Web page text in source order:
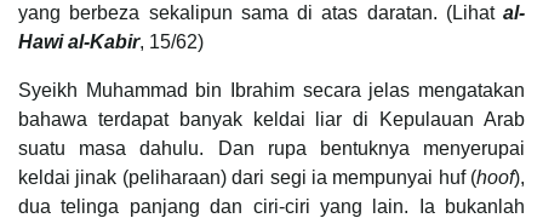
yang berbeza sekalipun sama di atas daratan. (Lihat al-
Hawi al-Kabir, 15/62)
Syeikh Muhammad bin Ibrahim secara jelas mengatakan
bahawa terdapat banyak keldai liar di Kepulauan Arab
suatu masa dahulu. Dan rupa bentuknya menyerupai
keldai jinak (peliharaan) dari segi ia mempunyai huf (hoof),
dua telinga panjang dan ciri-ciri yang lain. Ia bukanlah